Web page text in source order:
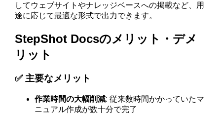
してウェブサイトやナレッジベースへの掲載など、用
途に応じて最適な形式で出力できます。
StepShot Docsのメリット・デメ
リット
✅ 主要なメリット
作業時間の大幅削減: 従来数時間かかっていたマ
ニュアル作成が数十分で完了